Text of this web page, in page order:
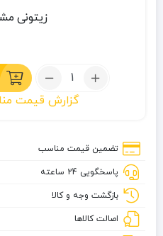
زیتونی
تعداد:
بک
گزارش قیمت
تضمین قیمت مناسب
پاسخگویی 24 ساعته
بازگشت وجه و کالا
اصالت کالاها